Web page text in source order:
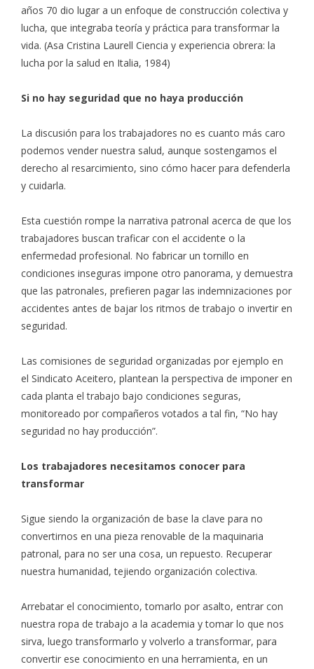
años 70 dio lugar a un enfoque de construcción colectiva y
lucha, que integraba teoría y práctica para transformar la
vida. (Asa Cristina Laurell Ciencia y experiencia obrera: la
lucha por la salud en Italia, 1984)
Si no hay seguridad que no haya producción
La discusión para los trabajadores no es cuanto más caro
podemos vender nuestra salud, aunque sostengamos el
derecho al resarcimiento, sino cómo hacer para defenderla
y cuidarla.
Esta cuestión rompe la narrativa patronal acerca de que los
trabajadores buscan traficar con el accidente o la
enfermedad profesional. No fabricar un tornillo en
condiciones inseguras impone otro panorama, y demuestra
que las patronales, prefieren pagar las indemnizaciones por
accidentes antes de bajar los ritmos de trabajo o invertir en
seguridad.
Las comisiones de seguridad organizadas por ejemplo en
el Sindicato Aceitero, plantean la perspectiva de imponer en
cada planta el trabajo bajo condiciones seguras,
monitoreado por compañeros votados a tal fin, “No hay
seguridad no hay producción”.
Los trabajadores necesitamos conocer para
transformar
Sigue siendo la organización de base la clave para no
convertirnos en una pieza renovable de la maquinaria
patronal, para no ser una cosa, un repuesto. Recuperar
nuestra humanidad, tejiendo organización colectiva.
Arrebatar el conocimiento, tomarlo por asalto, entrar con
nuestra ropa de trabajo a la academia y tomar lo que nos
sirva, luego transformarlo y volverlo a transformar, para
convertir ese conocimiento en una herramienta, en un